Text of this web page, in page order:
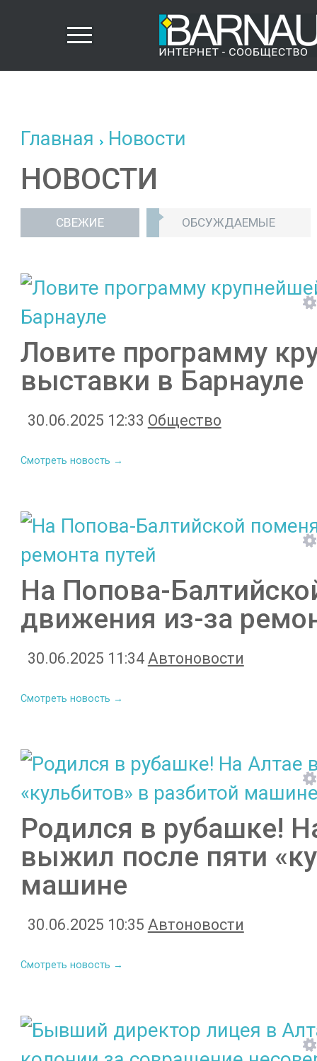
Главная Новости
НОВОСТИ
СВЕЖИЕ ОБСУЖДАЕМЫЕ
Ловите программу
выставки в Барнауле
30.06.2025 12:33 Общество
Смотреть новость →
На Попова-
движения из-за
30.06.2025 11:34 Автоновости
Смотреть новость →
Родился в рубашке!
выжил после пяти
машине
30.06.2025 10:35 Автоновости
Смотреть новость →